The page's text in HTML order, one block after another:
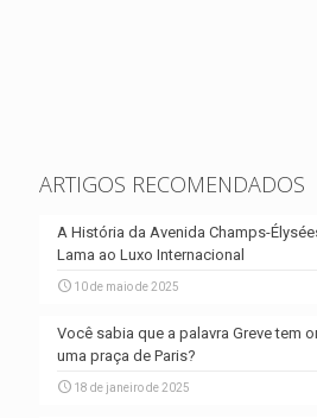
ARTIGOS RECOMENDADOS
A História da Avenida Champs-
Lama ao Luxo Internacional
10 de maio de 2025
Você sabia que a palavra Greve tem
uma praça de Paris?
18 de janeiro de 2025